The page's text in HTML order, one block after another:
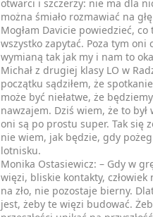
otwarci i szczerzy: nie ma dla
można śmiało rozmawiać na
Mogłam Davicie powiedzieć, co
wszystko zapytać. Poza tym oni
wymianą tak jak my i nam to
Michał z drugiej klasy LO w
początku sądziłem, że
może być niełatwe, że
nawzajem. Dziś wiem, że to był
oni są po prostu super. Tak się
nie wiem, jak będzie, gdy
lotnisku.
Monika Ostasiewicz: – Gdy w
więzi, bliskie kontakty, człowiek
na zło, nie pozostaje bierny.
jest, żeby te więzi budować.